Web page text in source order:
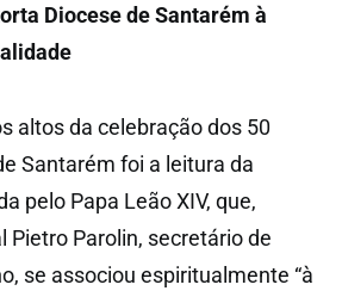
Diocese de Santarém à
altos da celebração dos 50
Santarém foi a leitura da
pelo Papa Leão XIV, que,
Pietro Parolin, secretário de
se associou espiritualmente “à